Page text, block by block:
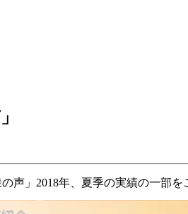
の声」2018年、夏季の実績の一部